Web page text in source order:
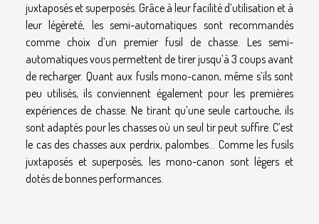
juxtaposés et superposés. Grâce à leur facilité d’utilisation et à
leur légèreté, les semi-automatiques sont recommandés
comme choix d’un premier fusil de chasse. Les semi-
automatiques vous permettent de tirer jusqu’à 3 coups avant
de recharger. Quant aux fusils mono-canon, même s’ils sont
peu utilisés, ils conviennent également pour les premières
expériences de chasse. Ne tirant qu’une seule cartouche, ils
sont adaptés pour les chasses où un seul tir peut suffire. C’est
le cas des chasses aux perdrix, palombes… Comme les fusils
juxtaposés et superposés, les mono-canon sont légers et
dotés de bonnes performances.